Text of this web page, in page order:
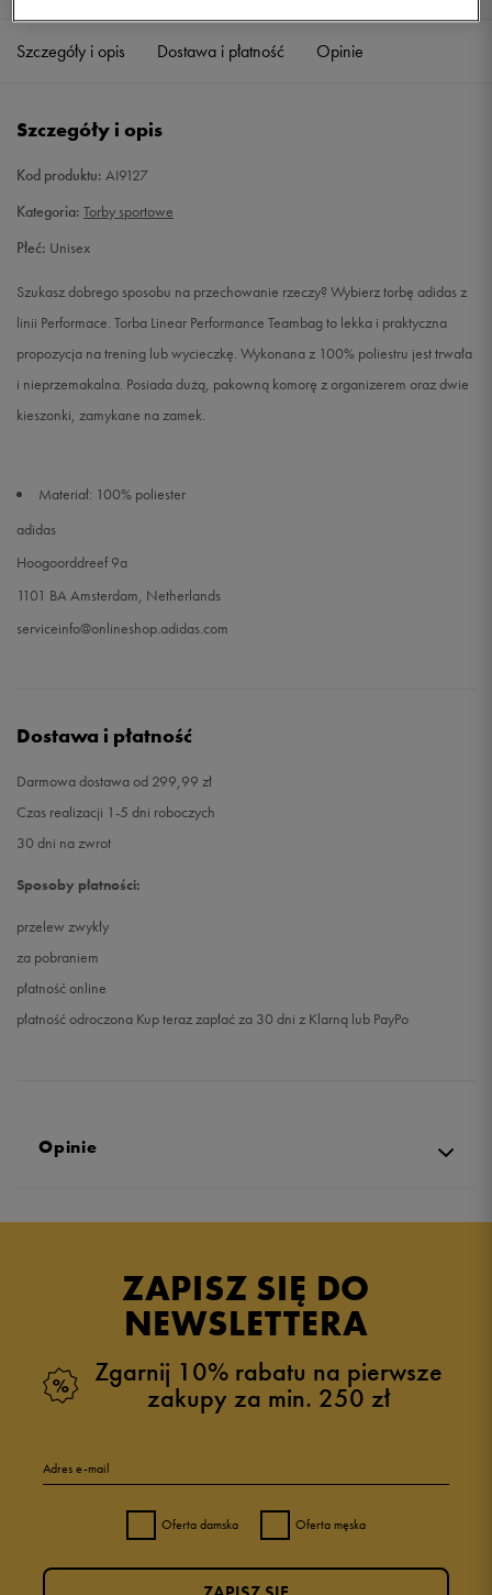
Szczegóły i opis Dostawa i płatność Opinie
Szczegóły i opis
Kod produktu: AI9127
Kategoria: Torby sportowe
Płeć: Unisex
Szukasz dobrego sposobu na przechowanie rzeczy? Wybierz torbę adidas z
linii Performace. Torba Linear Performance Teambag to lekka i praktyczna
propozycja na trening lub wycieczkę. Wykonana z 100% poliestru jest trwała
i nieprzemakalna. Posiada dużą, pakowną komorę z organizerem oraz dwie
kieszonki, zamykane na zamek.
Materiał: 100% poliester
adidas
Hoogoorddreef 9a
1101 BA Amsterdam, Netherlands
serviceinfo@onlineshop.adidas.com
Dostawa i płatność
Darmowa dostawa od 299,99 zł
Czas realizacji 1-5 dni roboczych
30 dni na zwrot
Sposoby płatności:
przelew zwykły
za pobraniem
płatność online
płatność odroczona Kup teraz zapłać za 30 dni z Klarną lub PayPo
Opinie
ZAPISZ SIĘ DO
NEWSLETTERA
Zgarnij 10% rabatu na pierwsze
zakupy za min. 250 zł
Adres e-mail
Oferta damska Oferta męska